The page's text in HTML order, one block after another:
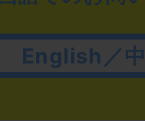
English／